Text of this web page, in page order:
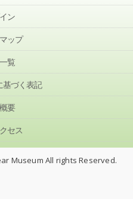
ン
ップ
覧
基づく表記
要
セス
Museum All rights Reserved.